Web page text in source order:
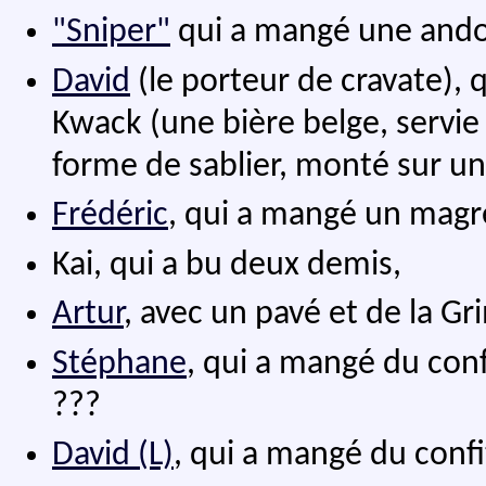
"Sniper" qui a mangé une
David (le porteur de cravate),
Kwack (une bière belge,
forme de sablier, monté sur
Frédéric, qui a mangé un
Kai, qui a bu deux demis,
Artur, avec un pavé et de la
Stéphane, qui a mangé du
???
David (L), qui a mangé du